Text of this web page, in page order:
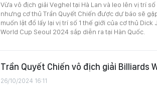
Vừa vô địch giải Veghel tại Hà Lan và leo lên vị trí
nhưng cơ thủ Trần Quyết Chiến được dự báo sẽ
muốn lật đổ lấy lại vị trí số 1 thế giới của cơ thủ Dick
World Cup Seoul 2024 sắp diễn ra tại Hàn Quốc.
Trần Quyết Chiến vô địch giải Billiards
26/10/2024 16:11